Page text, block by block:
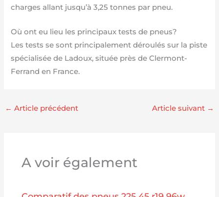
charges allant jusqu’à 3,25 tonnes par pneu.
Où ont eu lieu les principaux tests de pneus?
Les tests se sont principalement déroulés sur la piste
spécialisée de Ladoux, située près de Clermont-
Ferrand en France.
← Article précédent Article suivant →
A voir également